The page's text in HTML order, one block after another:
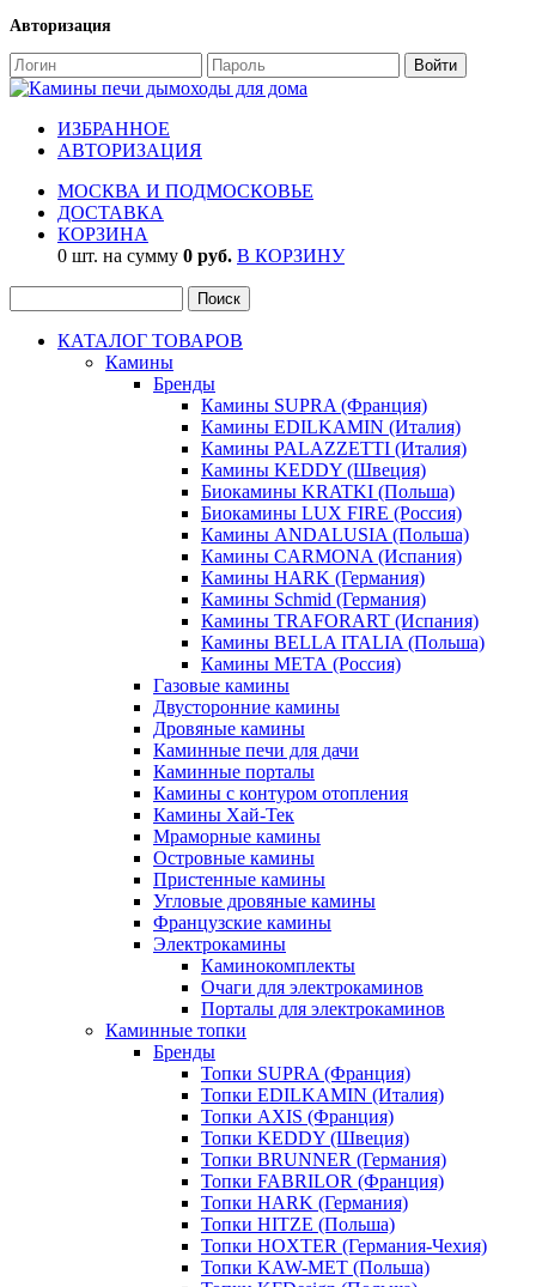
Авторизация
ИЗБРАННОЕ
АВТОРИЗАЦИЯ
МОСКВА И ПОДМОСКОВЬЕ
ДОСТАВКА
КОРЗИНА
0 шт. на сумму 0 руб. В КОРЗИНУ
КАТАЛОГ ТОВАРОВ
Камины
Бренды
Камины SUPRA (Франция)
Камины EDILKAMIN (Италия)
Камины PALAZZETTI (Италия)
Камины KEDDY (Швеция)
Биокамины KRATKI (Польша)
Биокамины LUX FIRE (Россия)
Камины ANDALUSIA (Польша)
Камины CARMONA (Испания)
Камины HARK (Германия)
Камины Schmid (Германия)
Камины TRAFORART (Испания)
Камины BELLA ITALIA (Польша)
Камины МЕТА (Россия)
Газовые камины
Двусторонние камины
Дровяные камины
Каминные печи для дачи
Каминные порталы
Камины с контуром отопления
Камины Хай-Тек
Мраморные камины
Островные камины
Пристенные камины
Угловые дровяные камины
Французские камины
Электрокамины
Каминокомплекты
Очаги для электрокаминов
Порталы для электрокаминов
Каминные топки
Бренды
Топки SUPRA (Франция)
Топки EDILKAMIN (Италия)
Топки AXIS (Франция)
Топки KEDDY (Швеция)
Топки BRUNNER (Германия)
Топки FABRILOR (Франция)
Топки HARK (Германия)
Топки HITZE (Польша)
Топки HOXTER (Германия-Чехия)
Топки KAW-MET (Польша)